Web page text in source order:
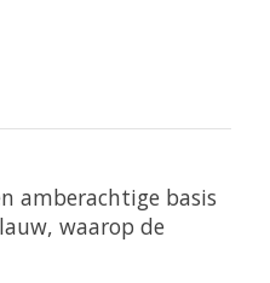
amberachtige basis
waarop de